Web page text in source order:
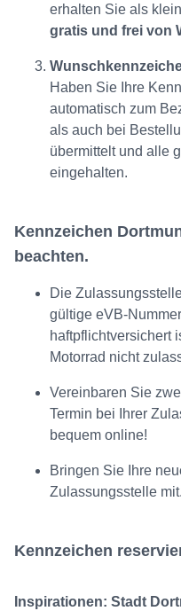
erhalten Sie als
gratis und frei von
Haben Sie Ihre
automatisch zum
als auch bei
übermittelt und alle
eingehalten.
Kennzeichen
beachten.
Die
gültige eVB-
haftpflichtversichert
Motorrad nicht
Vereinbaren Sie
Termin bei Ihrer
bequem online!
Bringen Sie Ihre
Zulassungsstelle
Kennzeichen
Inspirationen: Stadt